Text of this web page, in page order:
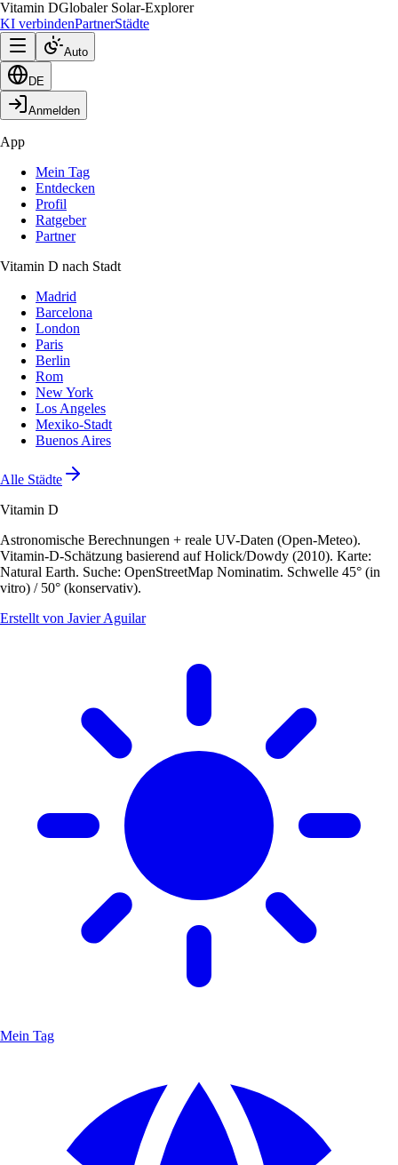
Vitamin DGlobaler Solar-Explorer
KI verbindenPartnerStädte
Auto
DE
Anmelden
App
Mein Tag
Entdecken
Profil
Ratgeber
Partner
Vitamin D nach Stadt
Madrid
Barcelona
London
Paris
Berlin
Rom
New York
Los Angeles
Mexiko-Stadt
Buenos Aires
Alle Städte
Vitamin D
Astronomische Berechnungen + reale UV-Daten (Open-Meteo).
Vitamin-D-Schätzung basierend auf Holick/Dowdy (2010). Karte:
Natural Earth. Suche: OpenStreetMap Nominatim. Schwelle 45° (in
vitro) / 50° (konservativ).
Erstellt von Javier Aguilar
Mein Tag